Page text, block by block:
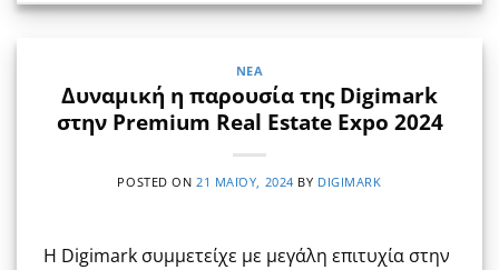
ΝΈΑ
Δυναμική η παρουσία της Digimark
στην Premium Real Estate Expo 2024
POSTED ON21 ΜΑΪ́ΟΥ, 2024 BY DIGIMARK
Η Digimark συμμετείχε με μεγάλη επιτυχία στην